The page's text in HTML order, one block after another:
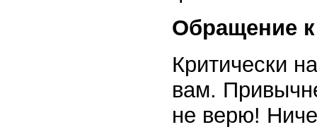
Обращение к
Критически
вам.
не верю!